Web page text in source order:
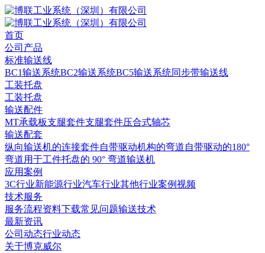
首页
公司产品
标准输送线
BC1输送系统BC2输送系统BC5输送系统同步带输送线
工装托盘
工装托盘
输送配件
MT承载板支腿套件支腿套件压合式轴芯
输送配套
纵向输送机的连接套件自带驱动机构的弯道自带驱动的180°
弯道用于工件托盘的 90° 弯道输送机
应用案例
3C行业新能源行业汽车行业其他行业案例视频
技术服务
服务流程资料下载常见问题输送技术
最新资讯
公司动态行业动态
关于博克威尔